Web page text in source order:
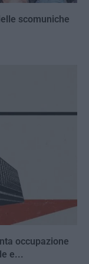
scomuniche
occupazione
e...